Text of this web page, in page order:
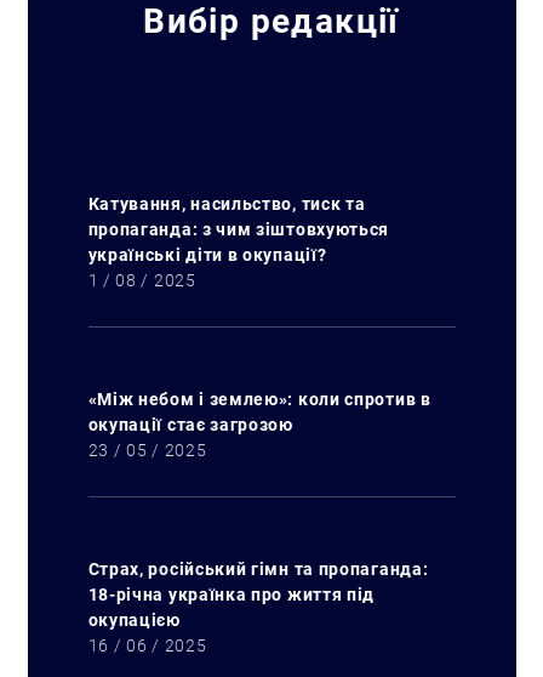
Вибір редакції
Катування, насильство, тиск та
пропаганда: з чим зіштовхуються
українські діти в окупації?
1 / 08 / 2025
«Між небом і землею»: коли спротив в
окупації стає загрозою
23 / 05 / 2025
Страх, російський гімн та пропаганда:
18-річна українка про життя під
окупацією
16 / 06 / 2025